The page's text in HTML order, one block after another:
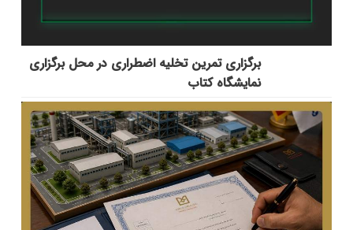
برگزاری تمرین تخلیه اضطراری در محل برگزاری
نمایشگاه کتاب